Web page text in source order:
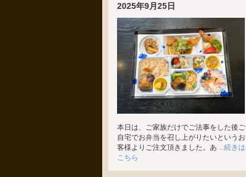
2025年9月25日
本日は、ご家族だけでご法事をした後ご
自宅でお弁当を召し上がりたいというお
客様よりご注文頂きました。あ
...続きは
こちら